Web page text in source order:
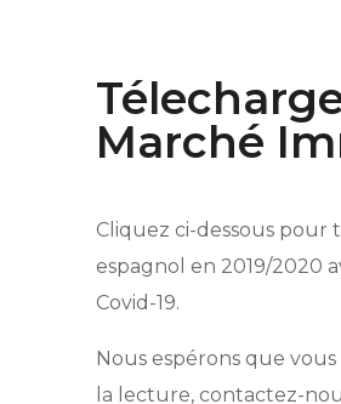
Marché
Cliquez ci-dessous
espagnol en 2019/2020
Covid-19.
Nous espérons que
la lecture, contactez-